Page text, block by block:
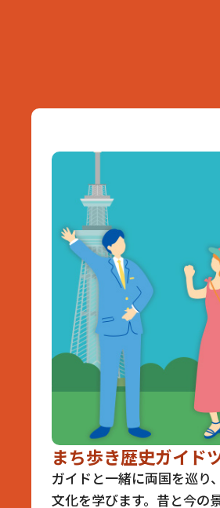
まち歩き歴史ガイド
ガイドと一緒に両国を巡り
文化を学びます。昔と今の